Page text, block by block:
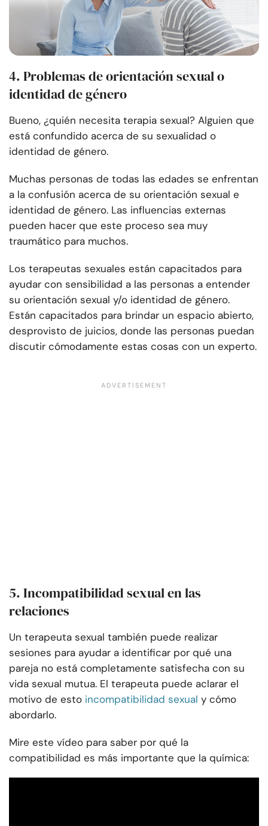
4. Problemas de orientación sexual o
identidad de género
Bueno, ¿quién necesita terapia sexual? Alguien que
está confundido acerca de su sexualidad o
identidad de género.
Muchas personas de todas las edades se enfrentan
a la confusión acerca de su orientación sexual e
identidad de género. Las influencias externas
pueden hacer que este proceso sea muy
traumático para muchos.
Los terapeutas sexuales están capacitados para
ayudar con sensibilidad a las personas a entender
su orientación sexual y/o identidad de género.
Están capacitados para brindar un espacio abierto,
desprovisto de juicios, donde las personas puedan
discutir cómodamente estas cosas con un experto.
5. Incompatibilidad sexual en las
relaciones
Un terapeuta sexual también puede realizar
sesiones para ayudar a identificar por qué una
pareja no está completamente satisfecha con su
vida sexual mutua. El terapeuta puede aclarar el
motivo de esto incompatibilidad sexual y cómo
abordarlo.
Mire este vídeo para saber por qué la
compatibilidad es más importante que la química: